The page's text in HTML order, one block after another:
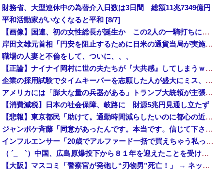
財務省、大型連休中の為替介入日数は3日間 総額11兆7349億円
平和活動家がいなくなると平和 [8/7]
【画像】国連、初の女性総長が誕生か この2人の一騎打ちになりそう
岸田文雄元首相「円安を阻止するために日米の通貨当局が実施した為替介入は一時しのぎに過ぎない」
職場の人妻と不倫をして、ついに、、、
【正論】ナイナイ岡村に世の夫たちが『大共感』してしまうｗｗｗｗｗｗｗｗ
企業の採用試験でタイムキーパーを志願した人が盛大にミス、グループは険悪になりタイムアップとなったが……
アメリカには「膨大な量の兵器がある」トランプ大統領が主張…在庫枯渇の報道受け！
【消費減税】日本の社会保障、岐路に 財源5兆円見通し立たず
【悲報】東京都民「助けて。通勤時間減らしたいのに都心の近くが最低10万払わないと住めないの」
ジャンポケ斉藤「同意があったんです。本当です。信じて下さい」 ←何でこの主張が通らないの？
インフルエンサー「20歳でアルファード一括で買えちゃう私って素敵」
（ ´_ゝ`）中国、広島原爆投下から８１年を迎えたことを受け「日本は原爆被害者の立場で同情を買おうとするのを止めろ」
【大阪】マスコミ「警察官が発砲し“刃物男”死亡！」 → ネットで拡散された現場の無修正動画で衝撃の真相が発覚 → ………